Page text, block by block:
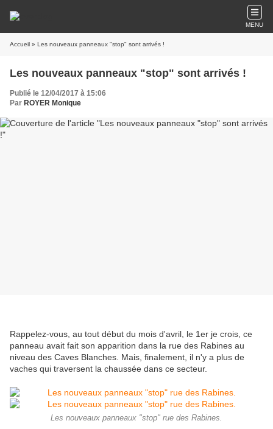
MENU
Accueil » Les nouveaux panneaux "stop" sont arrivés !
Les nouveaux panneaux "stop" sont arrivés !
Publié le 12/04/2017 à 15:06
Par ROYER Monique
Rappelez-vous, au tout début du mois d'avril, le 1er je crois, ce
panneau avait fait son apparition dans la rue des Rabines au
niveau des Caves Blanches. Mais, finalement, il n'y a plus de
vaches qui traversent la chaussée dans ce secteur.
Les nouveaux panneaux "stop" rue des Rabines.